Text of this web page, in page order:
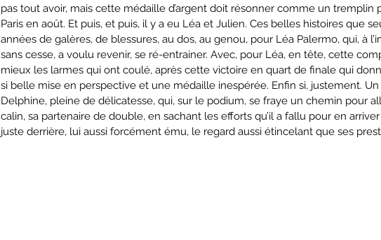
pas tout avoir, mais cette médaille d’argent doit résonner comme un tremplin
Paris en août. Et puis, et puis, il y a eu Léa et Julien. Ces belles histoires que
années de galères, de blessures, au dos, au genou, pour Léa Palermo, qui, à
sans cesse, a voulu revenir, se ré-entrainer. Avec, pour Léa, en tête, cette
mieux les larmes qui ont coulé, après cette victoire en quart de finale qui
si belle mise en perspective et une médaille inespérée. Enfin si, justement.
Delphine, pleine de délicatesse, qui, sur le podium, se fraye un chemin pour
calin, sa partenaire de double, en sachant les efforts qu’il a fallu pour en
juste derrière, lui aussi forcément ému, le regard aussi étincelant que ses